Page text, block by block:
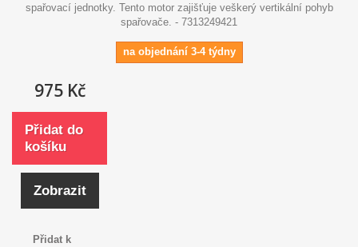
spařovací jednotky. Tento motor zajišťuje veškerý vertikální pohyb
spařovače. - 7313249421
na objednání 3-4 týdny
975 Kč
Přidat do
košíku
Zobrazit
Přidat k